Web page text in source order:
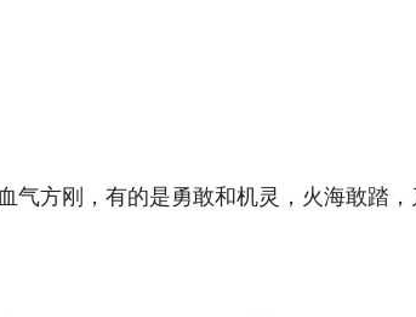
方刚，有的是勇敢和机灵，火海敢踏，